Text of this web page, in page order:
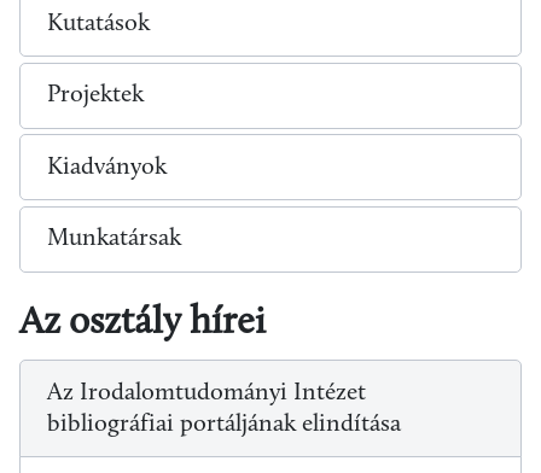
Kutatások
Projektek
Kiadványok
Munkatársak
Az osztály hírei
Az Irodalomtudományi Intézet
bibliográfiai portáljának elindítása